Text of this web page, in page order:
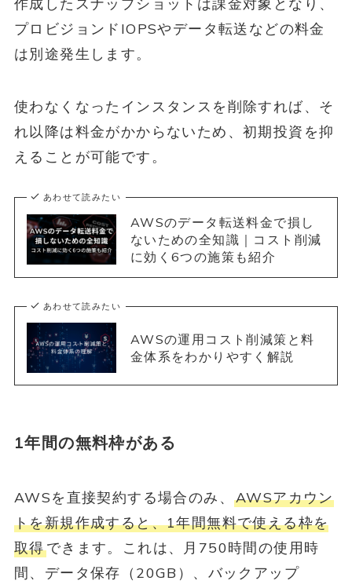
プロビジョンドIOPSやデータ転送などの料金
は別途発生します。
使わなくなったインスタンスを削除すれば、そ
れ以降は料金がかからないため、初期投資を抑
えることが可能です。
あわせて読みたい
AWSのデータ転送料金で損し
ないための全知識｜コスト削減
に効く6つの施策も紹介
あわせて読みたい
AWSの運用コスト削減策と料
金体系をわかりやすく解説
1年間の無料枠がある
AWSを直接契約する場合のみ、 AWSアカウン
トを新規作成すると、1年間無料で使える枠を
取得できます。これは、月750時間の使用時
間、データ保存（20GB）、バックアップ